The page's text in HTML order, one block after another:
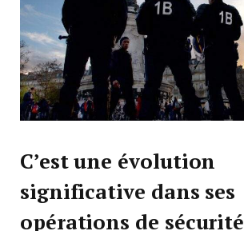
C’est une évolution
significative dans ses
opérations de sécurité